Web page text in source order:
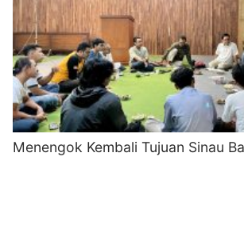
Menengok Kembali Tujuan Sinau